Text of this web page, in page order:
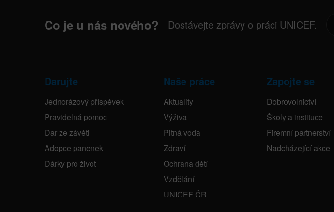
Co je u nás nového? Dostávejte zprávy o práci UNICEF.
Darujte
Jednorázový příspěvek
Pravidelná pomoc
Dar ze závěti
Adopce panenek
Dárky pro život
Naše práce
Aktuality
Výživa
Pitná voda
Zdraví
Ochrana dětí
Vzdělání
UNICEF ČR
Zapojte se
Dobrovolnictví
Školy a instituce
Firemní partnerství
Nadcházející akce